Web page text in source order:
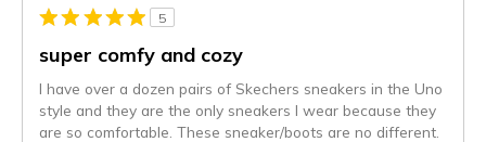
5
super comfy and cozy
I have over a dozen pairs of Skechers sneakers in the Uno
style and they are the only sneakers I wear because they
are so comfortable. These sneaker/boots are no different.